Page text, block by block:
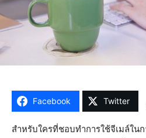
Facebook Twitter
สำหรับใครที่ชอบทำการใช้จีเมล์ใน